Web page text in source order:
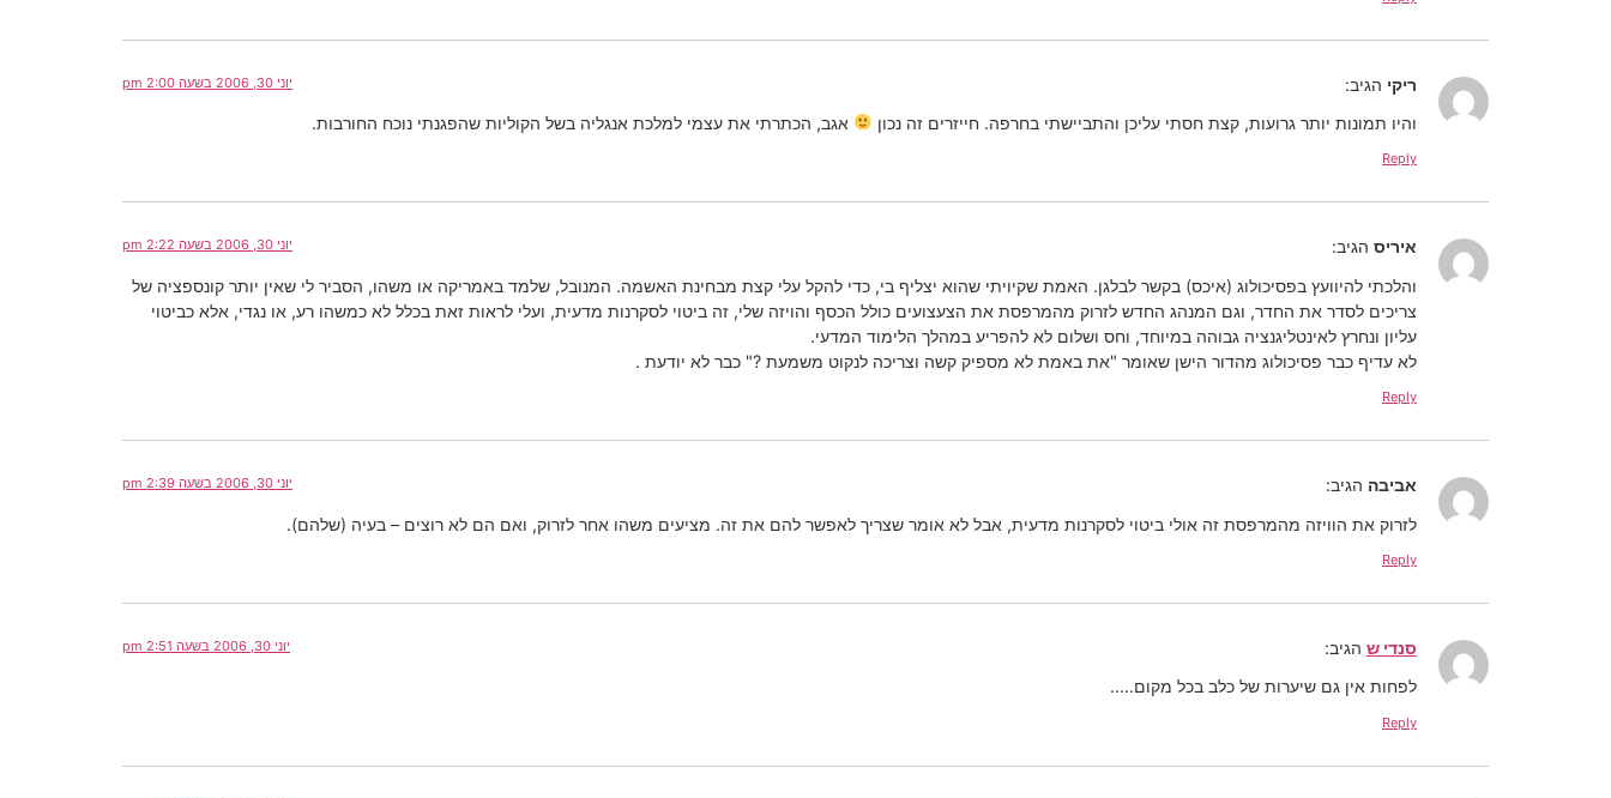
ריקי הגיב: יוני 30, 2006 בשעה 2:00 pm
והיו תמונות יותר גרועות, קצת חסתי עליכן והתביישתי בחרפה. חייזרים זה נכון אגב, הכתרתי את עצמי למלכת אנגליה בשל הקוליות שהפגנתי נוכח החורבות.
Reply
איריס הגיב: יוני 30, 2006 בשעה 2:22 pm
והלכתי להיוועץ בפסיכולוג (איכס) בקשר לבלגן. האמת שקיויתי שהוא יצליף בי, כדי להקל עלי קצת מבחינת האשמה. המנובל, שלמד באמריקה או משהו, הסביר לי שאין יותר קונספציה של
צריכים לסדר את החדר, וגם המנהג החדש לזרוק מהמרפסת את הצעצועים כולל הכסף והויזה שלי, זה ביטוי לסקרנות מדעית, ועלי לראות זאת בכלל לא כמשהו רע, או נגדי, אלא כביטוי
עליון ונחרץ לאינטליגנציה גבוהה במיוחד, וחס ושלום לא להפריע במהלך הלימוד המדעי.
לא עדיף כבר פסיכולוג מהדור הישן שאומר "את באמת לא מספיק קשה וצריכה לנקוט משמעת ?" כבר לא יודעת .
Reply
אביבה הגיב: יוני 30, 2006 בשעה 2:39 pm
לזרוק את הוויזה מהמרפסת זה אולי ביטוי לסקרנות מדעית, אבל לא אומר שצריך לאפשר להם את זה. מציעים משהו אחר לזרוק, ואם הם לא רוצים – בעיה (שלהם).
Reply
סנדי ש הגיב: יוני 30, 2006 בשעה 2:51 pm
לפחות אין גם שיערות של כלב בכל מקום…..
Reply